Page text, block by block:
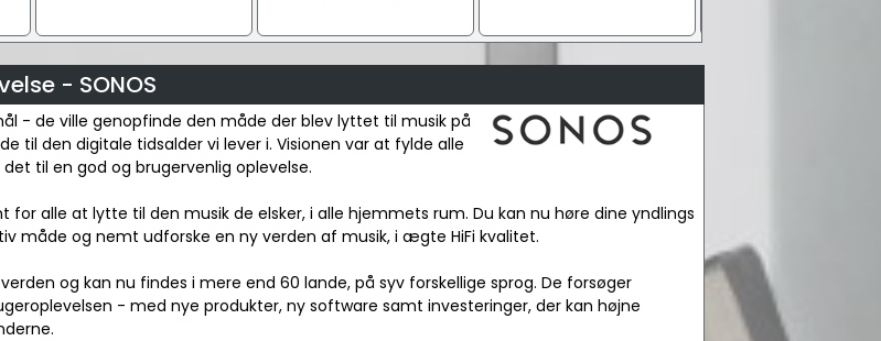
- SONOS
- de ville genopfinde den måde der blev lyttet til musik på
til den digitale tidsalder vi lever i. Visionen var at fylde alle
til en god og brugervenlig oplevelse.
for alle at lytte til den musik de elsker, i alle hjemmets rum. Du kan nu høre dine yndlings
måde og nemt udforske en ny verden af musik, i ægte HiFi kvalitet.
og kan nu findes i mere end 60 lande, på syv forskellige sprog. De forsøger
- med nye produkter, ny software samt investeringer, der kan højne